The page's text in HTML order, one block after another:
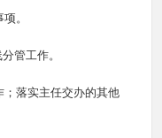
。
管工作。
落实主任交办的其他